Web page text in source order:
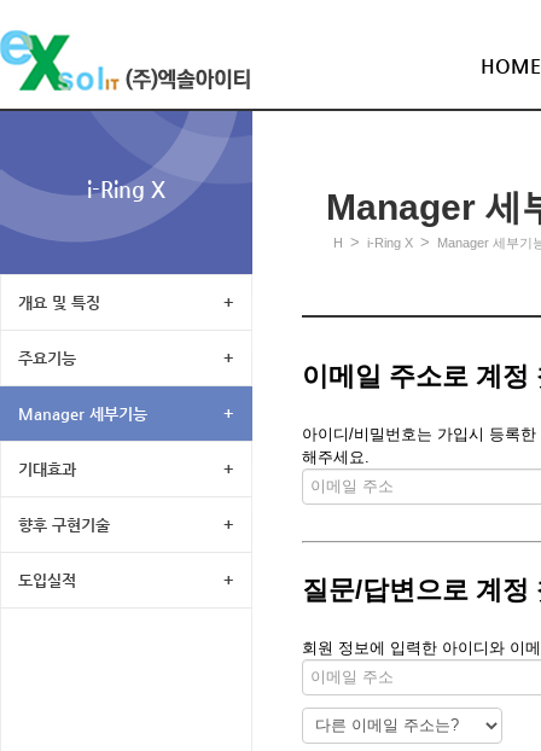
HOME
i-Ring X
개요 및 특징 +
주요기능 +
Manager 세부기능 +
기대효과 +
향후 구현기술 +
도입실적 +
Manager 세
H > i-Ring X > Manager 세부기
이메일 주소로 계정
아이디/비밀번호는 가입시 등록
해주세요.
질문/답변으로 계정
회원 정보에 입력한 아이디와 이